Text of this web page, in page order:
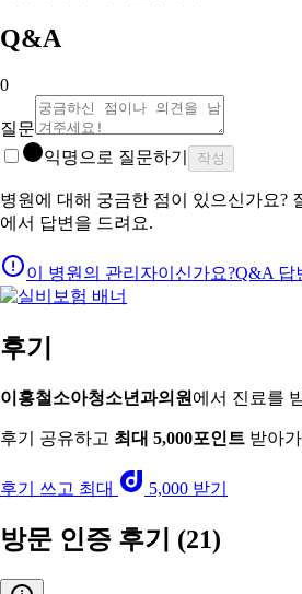
Q&A
0
질문
익명으로 질문하기
작성
병원에 대해 궁금한 점이 있으신가요?
에서 답변을 드려요.
이 병원의 관리자이신가요?Q&A 답
후기
이홍철소아청소년과의원 에서 진료를
후기 공유하고 최대 5,000포인트 받아
후기 쓰고 최대 5,000 받기
방문 인증 후기 (21)